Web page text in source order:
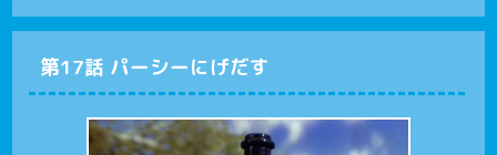
第17話 パーシーにげだす